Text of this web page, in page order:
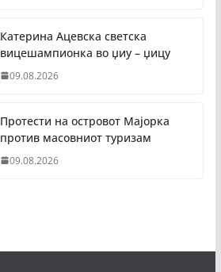
Катерина Ацевска светска
вицешампионка во џиу – џицу
09.08.2026
Протести на островот Мајорка
против масовниот туризам
09.08.2026